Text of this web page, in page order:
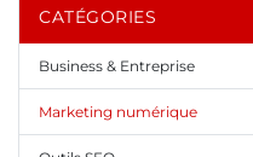
CATÉGORIES
Business & Entreprise
Marketing numérique